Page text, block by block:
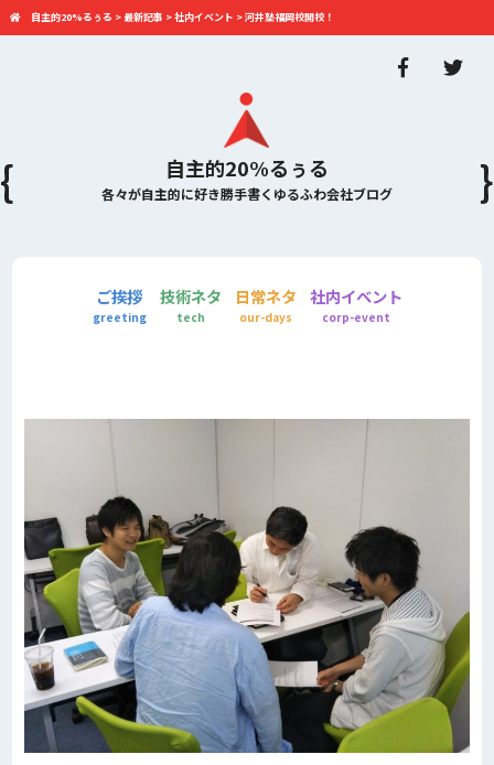
自主的20%るぅる
各々が自主的に好き勝手書くゆるふわ会社ブログ
自主的20%るぅる > 最新記事 >社内イベント >河井塾福岡校開校！
ご挨拶
greeting
技術ネタ
tech
日常ネタ
our-days
社内イベント
corp-event